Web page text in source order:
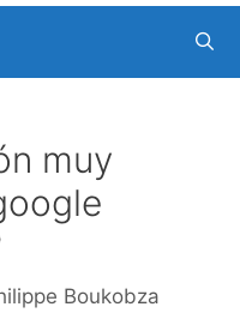
muy
Boukobza